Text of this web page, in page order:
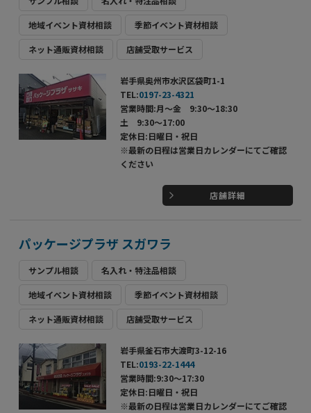
地域イベント資材相談 季節イベント資材相談
ネット通販資材相談 店舗受取サービス
岩手県奥州市水沢区袋町1-1
TEL:0197-23-4321
営業時間:月～金 9:30～18:30
土 9:30～17:00
定休日:日曜日・祝日
※最新の日程は営業日カレンダーにてご確認
ください
店舗詳細
パッケージプラザ スガワラ
サンプル相談 名入れ・特注品相談
地域イベント資材相談 季節イベント資材相談
ネット通販資材相談 店舗受取サービス
岩手県釜石市大渡町3-12-16
TEL:0193-22-1444
営業時間:9:30～17:30
定休日:日曜日・祝日
※最新の日程は営業日カレンダーにてご確認